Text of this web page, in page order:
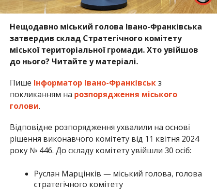
Нещодавно міський голова Івано-Франківська
затвердив склад Стратегічного комітету
міської територіальної громади. Хто увійшов
до нього? Читайте у матеріалі.
Пише Інформатор Івано-Франківськз
покликанням на розпорядження міського
голови.
Відповідне розпорядження ухвалили на основі
рішення виконавчого комітету від 11 квітня 2024
року № 446. До складу комітету увійшли 30 осіб:
Руслан Марцінків — міський голова, голова
стратегічного комітету